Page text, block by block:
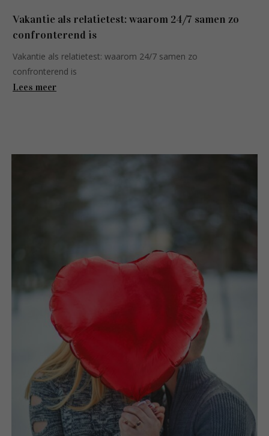
Vakantie als relatietest: waarom 24/7 samen zo
confronterend is
Vakantie als relatietest: waarom 24/7 samen zo
confronterend is
Lees meer